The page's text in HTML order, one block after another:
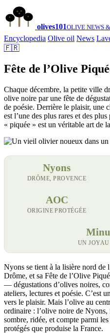
olives101OLIVE NEWS
Encyclopedia Olive oil News
🇫🇷
Fête de l’Olive
Chaque décembre, la petite ville
olive noire par une fête de
de poésie. Derrière le plaisir, une
est l’une des plus rares et des
« piquée » est un véritable art de
Nyons
DRÔME, PROVENCE
AOC
ORIGINE PROTÉGÉE
UN
Nyons se tient à la lisière nord de
Drôme, et sa Fête de l’Olive
— dégustations d’olives noires,
ateliers, lectures et poésie. C’est
vers le plaisir. Mais l’olive au
ordinaire : l’olive noire de Nyons,
sombre, ridée, et compte parmi
protégés que produise la France.